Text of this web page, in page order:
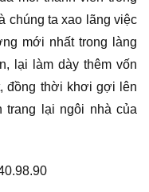
chúng ta xao lãng việc
mới nhất trong làng
lại làm dày thêm vốn
đồng thời khơi gợi lên
lại ngôi nhà của